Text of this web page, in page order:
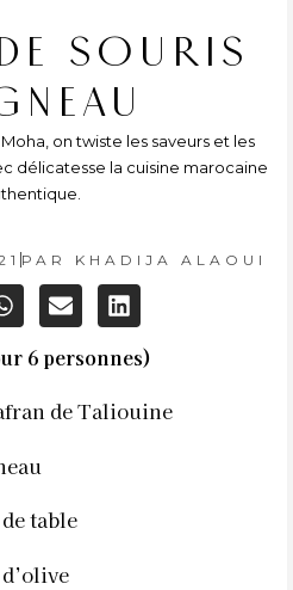
SOURIS
on twiste les saveurs et les
délicatesse la cuisine marocaine
PAR KHADIJA ALAOUI
6 personnes)
de Taliouine
table